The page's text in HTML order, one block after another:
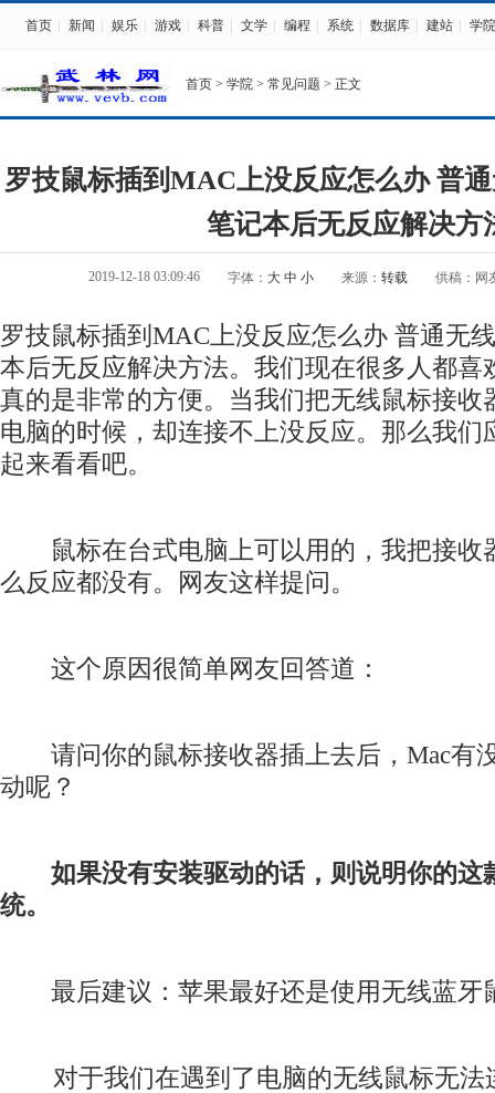
首页 新闻 娱乐 游戏 科普 文学 编程 系统 数据库 建站 学院
首页 > 学院 > 常见问题 > 正文
罗技鼠标插到MAC上没反应怎么办 普
笔记本后无反应解决方
2019-12-18 03:09:46 字体： 大 中 小 来源： 转载 供稿：网
罗技鼠标插到MAC上没反应怎么办 普通无
本后无反应解决方法。我们现在很多人都喜
真的是非常的方便。当我们把无线鼠标接收
电脑的时候，却连接不上没反应。那么我们
起来看看吧。
鼠标在台式电脑上可以用的，我把接收
么反应都没有。网友这样提问。
这个原因很简单网友回答道：
请问你的鼠标接收器插上去后，Mac有
动呢？
如果没有安装驱动的话，则说明你的这
统。
最后建议：苹果最好还是使用无线蓝牙
对于我们在遇到了电脑的无线鼠标无法